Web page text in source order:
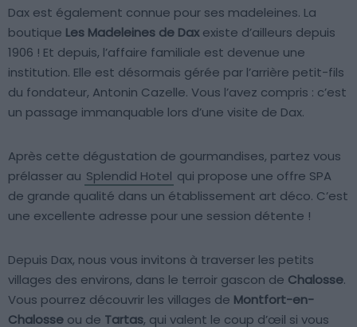
Dax est également connue pour ses madeleines. La
boutique Les Madeleines de Daxexiste d’ailleurs depuis
1906 ! Et depuis, l’affaire familiale est devenue une
institution. Elle est désormais gérée par l’arrière petit-fils
du fondateur, Antonin Cazelle. Vous l’avez compris : c’est
un passage immanquable lors d’une visite de Dax.
Après cette dégustation de gourmandises, partez vous
prélasser au Splendid Hotel qui propose une offre SPA
de grande qualité dans un établissement art déco. C’est
une excellente adresse pour une session détente !
Depuis Dax, nous vous invitons à traverser les petits
villages des environs, dans le terroir gascon de Chalosse.
Vous pourrez découvrir les villages de Montfort-en-
Chalosse ou de Tartas, qui valent le coup d’œil si vous